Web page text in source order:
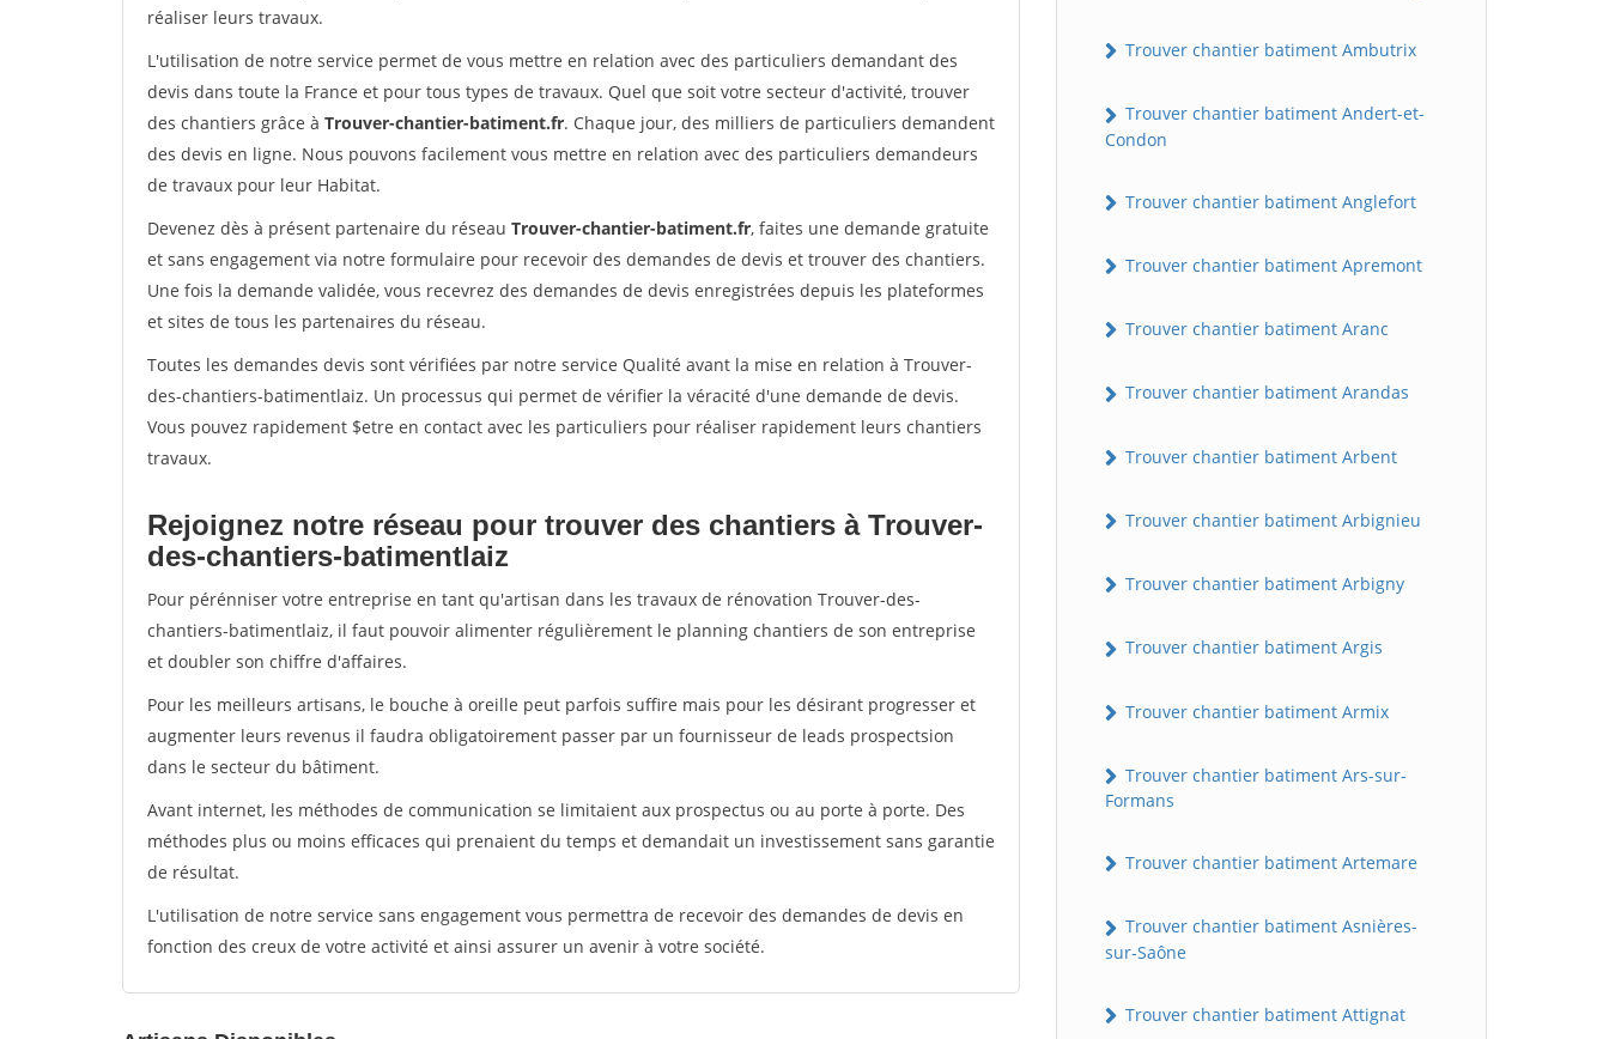
réaliser leurs travaux.
L'utilisation de notre service permet de vous mettre en relation avec des particuliers demandant des
devis dans toute la France et pour tous types de travaux. Quel que soit votre secteur d'activité, trouver
des chantiers grâce à Trouver-chantier-batiment.fr. Chaque jour, des milliers de particuliers demandent
des devis en ligne. Nous pouvons facilement vous mettre en relation avec des particuliers demandeurs
de travaux pour leur Habitat.
Devenez dès à présent partenaire du réseau Trouver-chantier-batiment.fr, faites une demande gratuite
et sans engagement via notre formulaire pour recevoir des demandes de devis et trouver des chantiers.
Une fois la demande validée, vous recevrez des demandes de devis enregistrées depuis les plateformes
et sites de tous les partenaires du réseau.
Toutes les demandes devis sont vérifiées par notre service Qualité avant la mise en relation à Trouver-
des-chantiers-batimentlaiz. Un processus qui permet de vérifier la véracité d'une demande de devis.
Vous pouvez rapidement $etre en contact avec les particuliers pour réaliser rapidement leurs chantiers
travaux.
Rejoignez notre réseau pour trouver des chantiers à Trouver-
des-chantiers-batimentlaiz
Pour pérénniser votre entreprise en tant qu'artisan dans les travaux de rénovation Trouver-des-
chantiers-batimentlaiz, il faut pouvoir alimenter régulièrement le planning chantiers de son entreprise
et doubler son chiffre d'affaires.
Pour les meilleurs artisans, le bouche à oreille peut parfois suffire mais pour les désirant progresser et
augmenter leurs revenus il faudra obligatoirement passer par un fournisseur de leads prospectsion
dans le secteur du bâtiment.
Avant internet, les méthodes de communication se limitaient aux prospectus ou au porte à porte. Des
méthodes plus ou moins efficaces qui prenaient du temps et demandait un investissement sans garantie
de résultat.
L'utilisation de notre service sans engagement vous permettra de recevoir des demandes de devis en
fonction des creux de votre activité et ainsi assurer un avenir à votre société.
Trouver chantier batiment Ambutrix
Trouver chantier batiment Andert-et-
Condon
Trouver chantier batiment Anglefort
Trouver chantier batiment Apremont
Trouver chantier batiment Aranc
Trouver chantier batiment Arandas
Trouver chantier batiment Arbent
Trouver chantier batiment Arbignieu
Trouver chantier batiment Arbigny
Trouver chantier batiment Argis
Trouver chantier batiment Armix
Trouver chantier batiment Ars-sur-
Formans
Trouver chantier batiment Artemare
Trouver chantier batiment Asnières-
sur-Saône
Trouver chantier batiment Attignat